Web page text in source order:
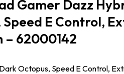
Gamer Dazz
E Control,
62000142
Octopus, Speed E Control,